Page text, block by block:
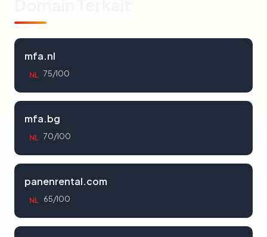
mfa.nl
NL 75/100
mfa.bg
NL 70/100
panenrental.com
NL 65/100